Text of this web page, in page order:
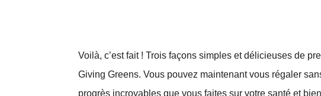
Voilà, c’est fait ! Trois façons simples et délicieuses de
Giving Greens. Vous pouvez maintenant vous régaler
progrès incroyables que vous faites sur votre santé et